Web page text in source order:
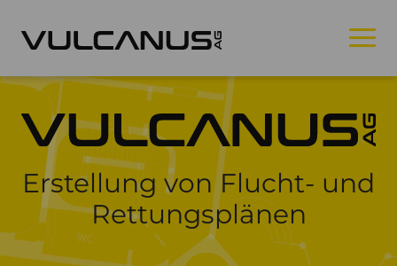
Erstellung von Flucht- und
Rettungsplänen